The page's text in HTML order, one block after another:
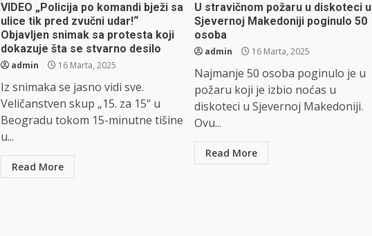
VIDEO „Policija po komandi bježi sa
ulice tik pred zvučni udar!“
Objavljen snimak sa protesta koji
dokazuje šta se stvarno desilo
admin 16 Marta, 2025
Iz snimaka se jasno vidi sve.
Veličanstven skup „15. za 15“ u
Beogradu tokom 15-minutne tišine
u...
Read More
U stravičnom požaru u diskoteci u
Sjevernoj Makedoniji poginulo 50
osoba
admin 16 Marta, 2025
Najmanje 50 osoba poginulo je u
požaru koji je izbio noćas u
diskoteci u Sjevernoj Makedoniji.
Ovu...
Read More